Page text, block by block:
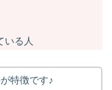
いる人
特徴です♪